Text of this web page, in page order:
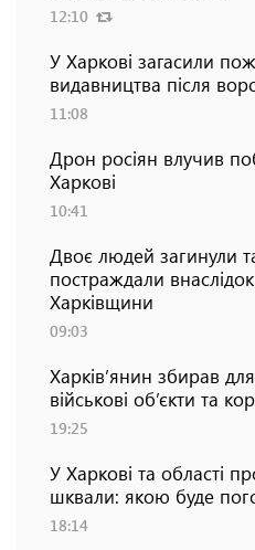
12:10
У Харкові загасили
видавництва після
11:08
Дрон росіян влучив
Харкові
10:41
Двоє людей загинули
постраждали внаслідок
Харківщини
09:03
Харків’янин збирав
військові об’єкти та
19:25
У Харкові та області
шквали: якою буде
18:14